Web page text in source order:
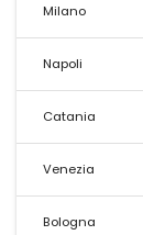
Milano
Napoli
Catania
Venezia
Bologna